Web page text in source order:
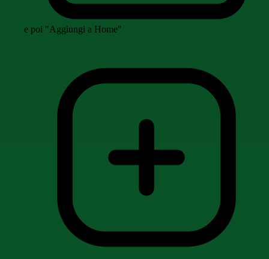
e poi "Aggiungi a Home"